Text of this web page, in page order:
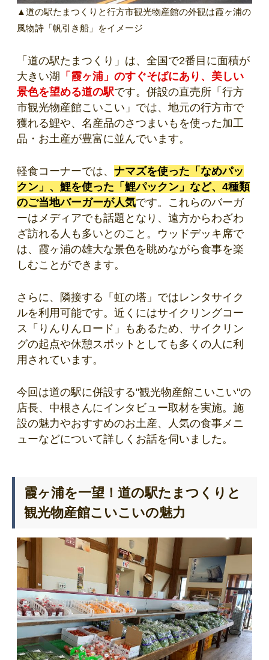
▲道の駅たまつくりと行方市観光物産館の外観は霞ヶ浦の
風物詩「帆引き船」をイメージ
「道の駅たまつくり」は、全国で2番目に面積が
大きい湖 「霞ヶ浦」のすぐそばにあり、美しい
景色を望める道の駅です。併設の直売所「行方
市観光物産館こいこい」では、地元の行方市で
獲れる鯉や、名産品のさつまいもを使った加工
品・お土産が豊富に並んでいます。
軽食コーナーでは、 ナマズを使った「なめパッ
クン」、鯉を使った「鯉パックン」など、4種類
のご当地バーガーが人気です。これらのバーガ
ーはメディアでも話題となり、遠方からわざわ
ざ訪れる人も多いとのこと。ウッドデッキ席で
は、霞ヶ浦の雄大な景色を眺めながら食事を楽
しむことができます。
さらに、隣接する「虹の塔」ではレンタサイク
ルを利用可能です。近くにはサイクリングコー
ス「りんりんロード」もあるため、サイクリン
グの起点や休憩スポットとしても多くの人に利
用されています。
今回は道の駅に併設する"観光物産館こいこい"の
店長、中根さんにインタビュー取材を実施。施
設の魅力やおすすめのお土産、人気の食事メニ
ューなどについて詳しくお話を伺いました。
霞ヶ浦を一望！道の駅たまつくりと
観光物産館こいこいの魅力